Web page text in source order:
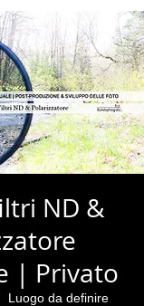
ND &
| Privato
Luogo da definire